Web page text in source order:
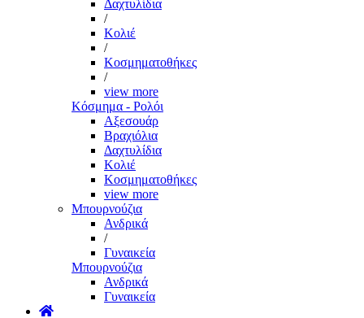
Δαχτυλίδια
/
Κολιέ
/
Κοσμηματοθήκες
/
view more
Κόσμημα - Ρολόι
Αξεσουάρ
Βραχιόλια
Δαχτυλίδια
Κολιέ
Κοσμηματοθήκες
view more
Μπουρνούζια
Ανδρικά
/
Γυναικεία
Μπουρνούζια
Ανδρικά
Γυναικεία